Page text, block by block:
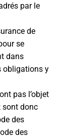
par le
de
se
dans
obligations y
pas l’objet
sont donc
des
des